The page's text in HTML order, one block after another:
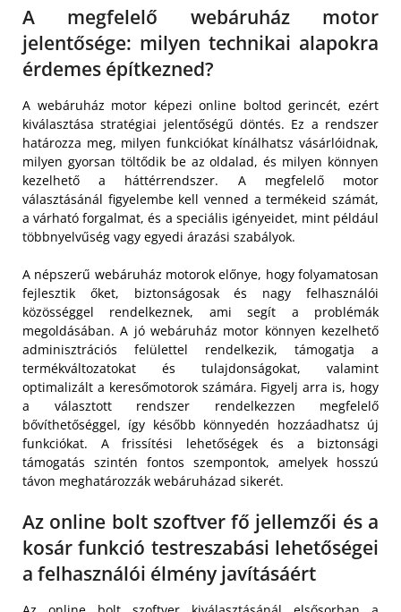
A megfelelő webáruház motor
jelentősége: milyen technikai alapokra
érdemes építkezned?
A webáruház motor képezi online boltod gerincét, ezért
kiválasztása stratégiai jelentőségű döntés. Ez a rendszer
határozza meg, milyen funkciókat kínálhatsz vásárlóidnak,
milyen gyorsan töltődik be az oldalad, és milyen könnyen
kezelhető a háttérrendszer. A megfelelő motor
választásánál figyelembe kell venned a termékeid számát,
a várható forgalmat, és a speciális igényeidet, mint például
többnyelvűség vagy egyedi árazási szabályok.
A népszerű webáruház motorok előnye, hogy folyamatosan
fejlesztik őket, biztonságosak és nagy felhasználói
közösséggel rendelkeznek, ami segít a problémák
megoldásában. A jó webáruház motor könnyen kezelhető
adminisztrációs felülettel rendelkezik, támogatja a
termékváltozatokat és tulajdonságokat, valamint
optimalizált a keresőmotorok számára. Figyelj arra is, hogy
a választott rendszer rendelkezzen megfelelő
bővíthetőséggel, így később könnyedén hozzáadhatsz új
funkciókat. A frissítési lehetőségek és a biztonsági
támogatás szintén fontos szempontok, amelyek hosszú
távon meghatározzák webáruházad sikerét.
Az online bolt szoftver fő jellemzői és a
kosár funkció testreszabási lehetőségei
a felhasználói élmény javításáért